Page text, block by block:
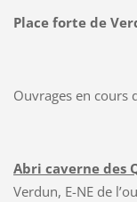
Place forte de
Ouvrages en cours
Abri caverne des
Verdun, E-NE de